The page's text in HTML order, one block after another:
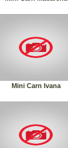
Mini Carn Ivana